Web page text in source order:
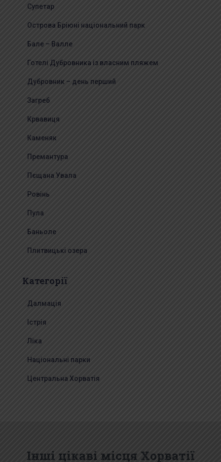
Супетар
Острова Бріюні національний парк
Бале – Валле
Готелі Дубровника із власним пляжем
Дубровник – день перший
Загреб
Крвавиця
Каменяк
Премантура
Пєщана Увала
Ровінь
Пула
Баньоле
Плитвицькі озера
Категорії
Далмація
Істрія
Ліка
Національні парки
Центральна Хорватія
Інші цікаві місця Хорватії